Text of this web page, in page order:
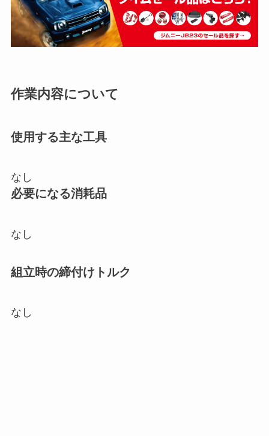
作業内容について
使用する主な工具
なし
必要になる消耗品
なし
組立時の締付けトルク
なし